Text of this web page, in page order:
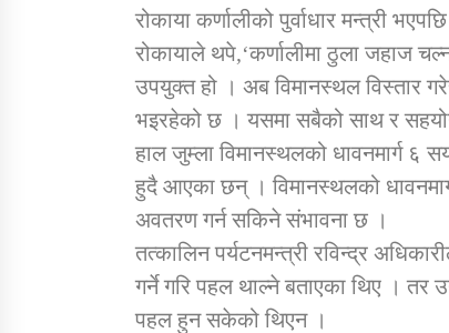
रोकाया कर्णालीको पुर्वाधार मन्त्री
रोकायाले थपे,‘कर्णालीमा ठुला जहाज
उपयुक्त हो । अब विमानस्थल विस्तार
भइरहेको छ । यसमा सबैको साथ र
हाल जुम्ला विमानस्थलको धावनमार्ग ६
हुदै आएका छन् । विमानस्थलको
अवतरण गर्न सकिने संभावना छ ।
तत्कालिन पर्यटनमन्त्री रविन्द्र
गर्ने गरि पहल थाल्ने बताएका थिए । तर
पहल हुन सकेको थिएन ।